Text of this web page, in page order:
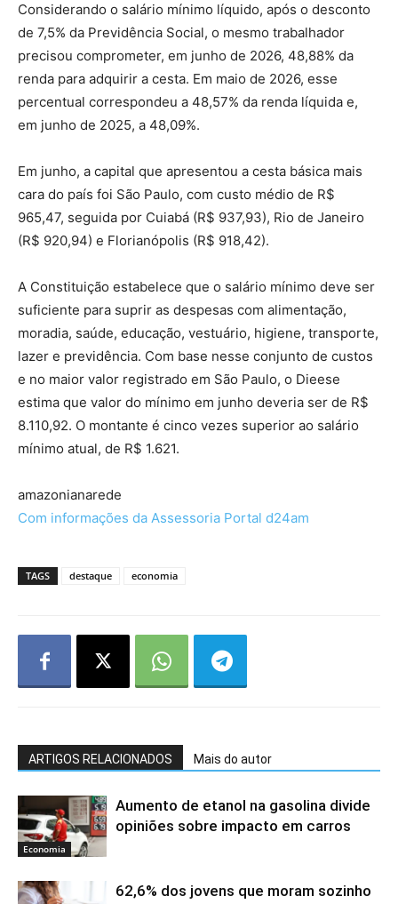
Considerando o salário mínimo líquido, após o desconto
de 7,5% da Previdência Social, o mesmo trabalhador
precisou comprometer, em junho de 2026, 48,88% da
renda para adquirir a cesta. Em maio de 2026, esse
percentual correspondeu a 48,57% da renda líquida e,
em junho de 2025, a 48,09%.
Em junho, a capital que apresentou a cesta básica mais
cara do país foi São Paulo, com custo médio de R$
965,47, seguida por Cuiabá (R$ 937,93), Rio de Janeiro
(R$ 920,94) e Florianópolis (R$ 918,42).
A Constituição estabelece que o salário mínimo deve ser
suficiente para suprir as despesas com alimentação,
moradia, saúde, educação, vestuário, higiene, transporte,
lazer e previdência. Com base nesse conjunto de custos
e no maior valor registrado em São Paulo, o Dieese
estima que valor do mínimo em junho deveria ser de R$
8.110,92. O montante é cinco vezes superior ao salário
mínimo atual, de R$ 1.621.
amazonianarede
Com informações da Assessoria Portal d24am
TAGS destaque economia
ARTIGOS RELACIONADOS Mais do autor
Economia
Aumento de etanol na gasolina divide
opiniões sobre impacto em carros
62,6% dos jovens que moram sozinho